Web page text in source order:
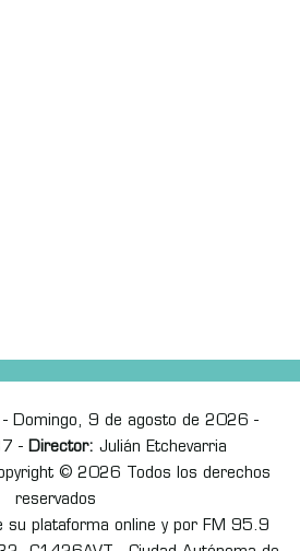
Domingo, 9 de agosto de 2026 -
- Director: Julián Etchevarria
© 2026 Todos los derechos
reservados
su plataforma online y por FM 95.9